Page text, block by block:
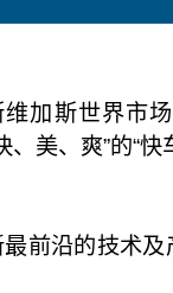
加斯世界市
美、爽”的“快
前沿的技术